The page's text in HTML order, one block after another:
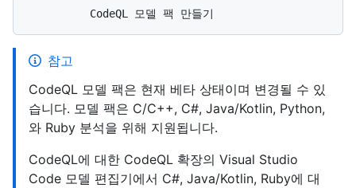
참고
CodeQL 모델 팩은 현재 베타 상태이며 변경될 수 있
습니다. 모델 팩은 C/C++, C#, Java/Kotlin, Python,
와 Ruby 분석을 위해 지원됩니다.
CodeQL에 대한 CodeQL 확장의 Visual Studio
Code 모델 편집기에서 C#, Java/Kotlin, Ruby에 대